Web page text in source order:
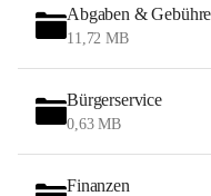
Abgaben &
11,72 MB
Bürgerservice
0,63 MB
Finanzen